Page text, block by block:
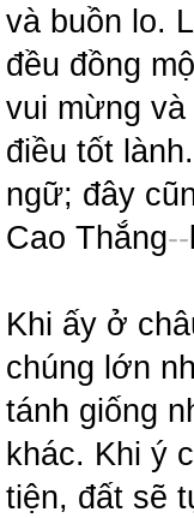
và buồn lo.
đều đồng
vui mừng
điều tốt
ngữ; đây
Cao Thắng--
Khi ấy ở
chúng lớn
tánh giống
khác. Khi ý
tiện, đất sẽ